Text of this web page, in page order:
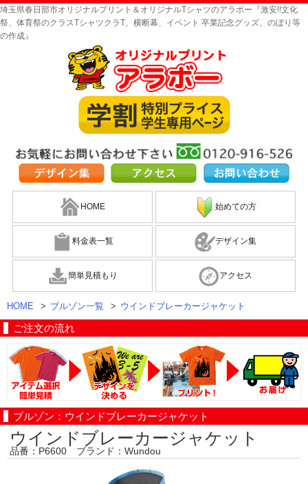
埼玉県春日部市オリジナルプリント＆オリジナルTシャツのアラボー『激安!!文化
祭、体育祭のクラスTシャツクラT、横断幕、イベント 卒業記念グッズ、のぼり等
の作成』
HOME 始めての方
料金表一覧 デザイン集
簡単見積もり アクセス
HOME > ブルゾン一覧 > ウインドブレーカージャケット
ご注文の流れ
ブルゾン：ウインドブレーカージャケット
ウインドブレーカージャケット
品番：P6600 ブランド：Wundou